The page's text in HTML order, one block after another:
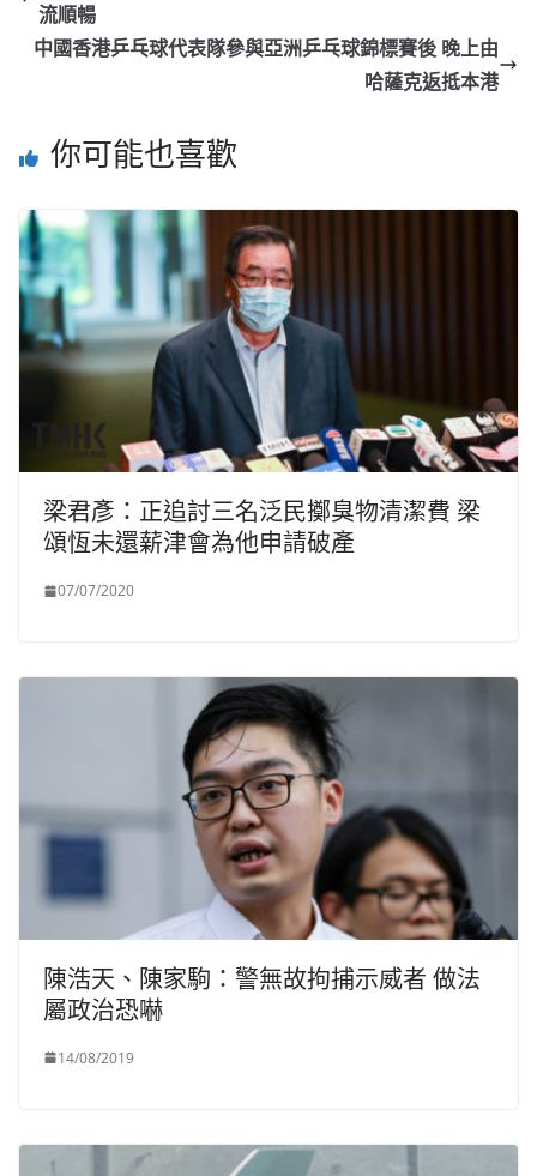
流順暢
中國香港乒乓球代表隊參與亞洲乒乓球錦標賽後 晚上由
哈薩克返抵本港
你可能也喜歡
梁君彥：正追討三名泛民擲臭物清潔費 梁
頌恆未還薪津會為他申請破產
07/07/2020
陳浩天、陳家駒：警無故拘捕示威者 做法
屬政治恐嚇
14/08/2019